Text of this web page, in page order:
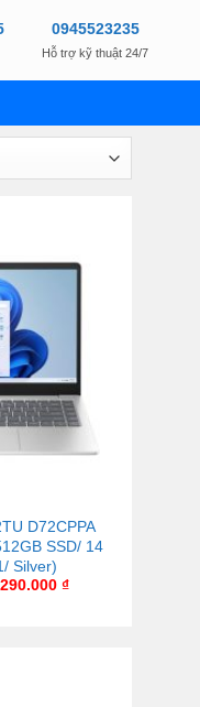
0945523235
Hỗ trợ kỹ thuật 24/7
D72CPPA
SSD/ 14
Silver)
₫